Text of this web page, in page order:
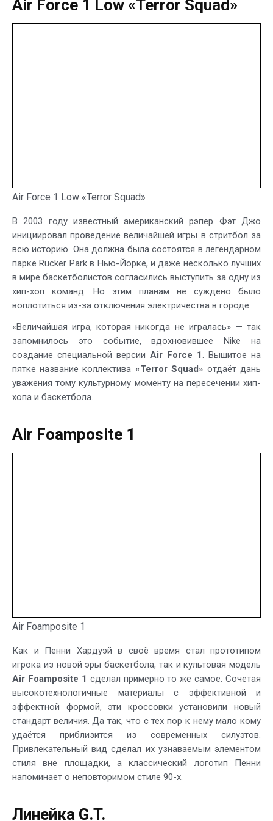
Air Force 1 Low «Terror Squad»
Air Force 1 Low «Terror Squad»
В 2003 году известный американский рэпер Фэт Джо
инициировал проведение величайшей игры в стритбол за
всю историю. Она должна была состоятся в легендарном
парке Rucker Park в Нью-Йорке, и даже несколько лучших
в мире баскетболистов согласились выступить за одну из
хип-хоп команд. Но этим планам не суждено было
воплотиться из-за отключения электричества в городе.
«Величайшая игра, которая никогда не игралась» — так
запомнилось это событие, вдохновившее Nike на
создание специальной версии Air Force 1. Вышитое на
пятке название коллектива «Terror Squad» отдаёт дань
уважения тому культурному моменту на пересечении хип-
хопа и баскетбола.
Air Foamposite 1
Air Foamposite 1
Как и Пенни Хардуэй в своё время стал прототипом
игрока из новой эры баскетбола, так и культовая модель
Air Foamposite 1 сделал примерно то же самое. Сочетая
высокотехнологичные материалы с эффективной и
эффектной формой, эти кроссовки установили новый
стандарт величия. Да так, что с тех пор к нему мало кому
удаётся приблизится из современных силуэтов.
Привлекательный вид сделал их узнаваемым элементом
стиля вне площадки, а классический логотип Пенни
напоминает о неповторимом стиле 90-х.
Линейка G.T.